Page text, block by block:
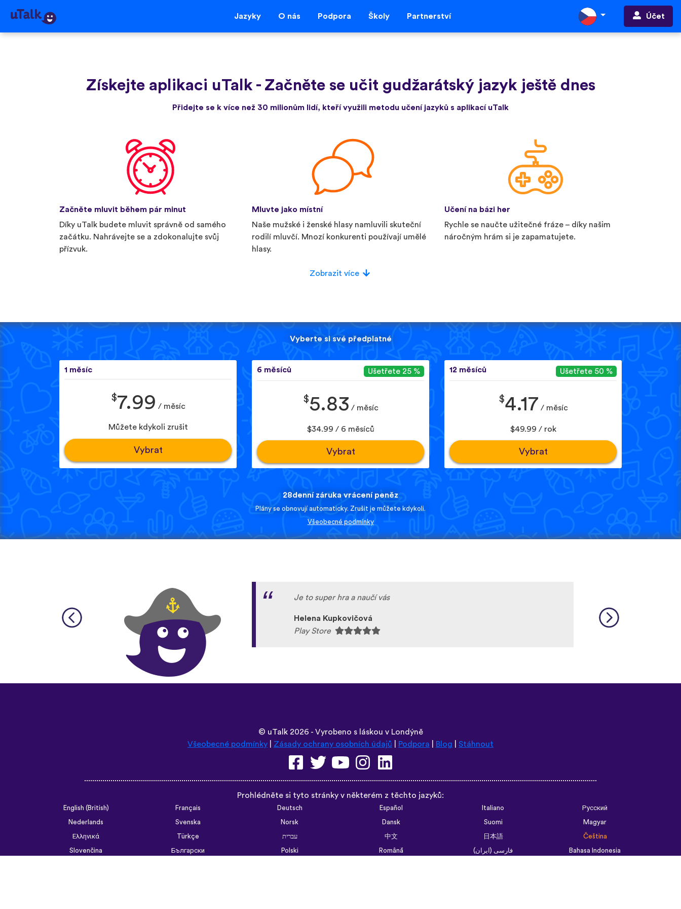
Jazyky O nás Podpora Školy Partnerství Účet
Získejte aplikaci uTalk - Začněte se učit gudžarátský jazyk ještě dnes
Přidejte se k více než 30 milionům lidí, kteří využili metodu učení jazyků s aplikací uTalk
Začněte mluvit během pár minut
Díky uTalk budete mluvit správně od samého
začátku. Nahrávejte se a zdokonalujte svůj
přízvuk.
Mluvte jako místní
Naše mužské i ženské hlasy namluvili skuteční
rodilí mluvčí. Mnozí konkurenti používají umělé
hlasy.
Učení na bázi her
Rychle se naučte užitečné fráze – díky našim
náročným hrám si je zapamatujete.
Zobrazit více
Vyberte si své předplatné
1 měsíc
$7.99 / měsíc
Můžete kdykoli zrušit
Vybrat
6 měsíců Ušetřete 25 %
$5.83 / měsíc
$34.99 / 6 měsíců
Vybrat
12 měsíců Ušetřete 50 %
$4.17 / měsíc
$49.99 / rok
Vybrat
28denní záruka vrácení peněz
Plány se obnovují automaticky. Zrušit je můžete kdykoli.
Všeobecné podmínky
Je to super hra a naučí vás
Helena Kupkovičová
Play Store
© uTalk2026 - Vyrobeno s láskou v Londýně
Všeobecné podmínky
Zásady ochrany osobních údajů Podpora Blog Stáhnout
Prohlédněte si tyto stránky v některém z těchto jazyků:
English (British) Français Deutsch Español Italiano
Русский
Nederlands
Svenska Norsk Dansk Suomi
Magyar
Ελληνικά
Türkçe עברית 中文 日本語
Čeština
Slovenčina
Български Polski Română فارسی (ایران)
Bahasa Indonesia